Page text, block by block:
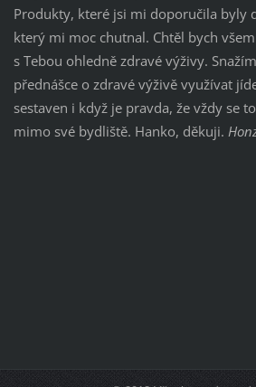
Produkty, které jsi mi doporučila byly
který mi moc chutnal. Chtěl bych
s Tebou ohledně zdravé výživy.
přednášce o zdravé výživě využívat
sestaven i když je pravda, že vždy se
mimo své bydliště. Hanko, děkuji.